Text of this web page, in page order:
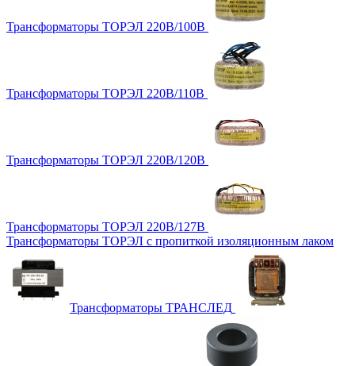
Трансформаторы ТОРЭЛ 220В/100В
Трансформаторы ТОРЭЛ 220В/110В
Трансформаторы ТОРЭЛ 220В/120В
Трансформаторы ТОРЭЛ 220В/127В
Трансформаторы ТОРЭЛ с пропиткой изоляционным лаком
Трансформаторы ТРАНСЛЕД